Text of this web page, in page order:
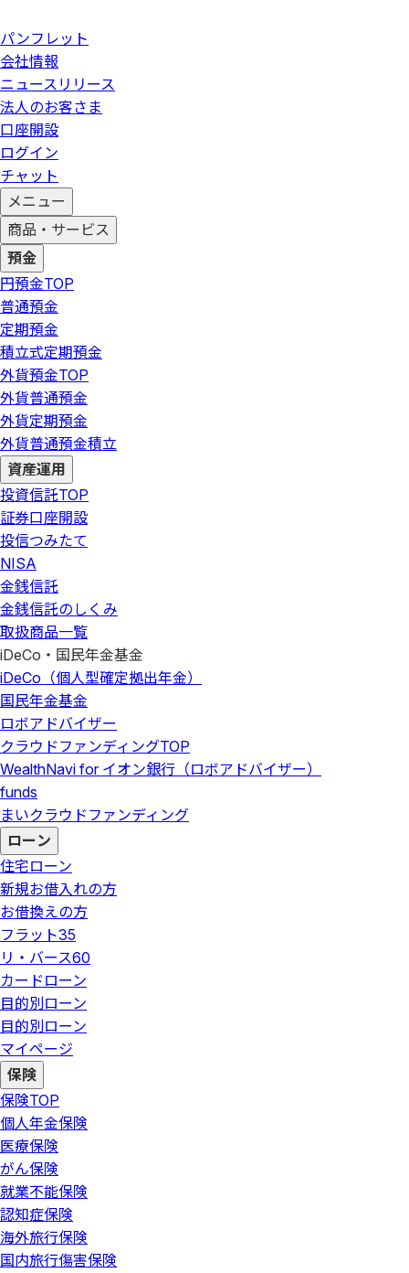
パンフレット
会社情報
ニュースリリース
法人のお客さま
口座開設
ログイン
チャット
メニュー
商品・サービス
預金
円預金TOP
普通預金
定期預金
積立式定期預金
外貨預金TOP
外貨普通預金
外貨定期預金
外貨普通預金積立
資産運用
投資信託TOP
証券口座開設
投信つみたて
NISA
金銭信託
金銭信託のしくみ
取扱商品一覧
iDeCo・国民年金基金
iDeCo（個人型確定拠出年金）
国民年金基金
ロボアドバイザー
クラウドファンディングTOP
WealthNavi for イオン銀行（ロボアドバイザー）
funds
まいクラウドファンディング
ローン
住宅ローン
新規お借入れの方
お借換えの方
フラット35
リ・バース60
カードローン
目的別ローン
目的別ローン
マイページ
保険
保険TOP
個人年金保険
医療保険
がん保険
就業不能保険
認知症保険
海外旅行保険
国内旅行傷害保険